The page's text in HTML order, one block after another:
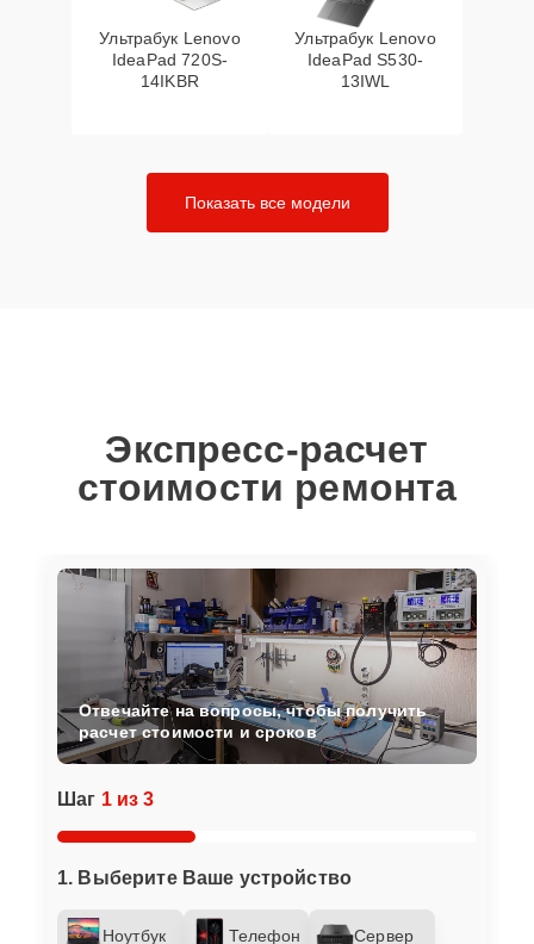
Ультрабук Lenovo
IdeaPad 720S-
14IKBR
Ультрабук Lenovo
IdeaPad S530-
13IWL
Показать все модели
Экспресс-расчет
стоимости ремонта
Шаг 1 из 3
1. Выберите Ваше устройство
Ноутбук Телефон Сервер
Отвечайте на вопросы, чтобы получить
расчет стоимости и сроков